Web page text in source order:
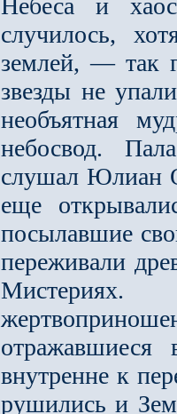
Небеса и
случилось,
землeй, — так
звeзды не
необъятная
небосвод.
слушал Юлиан
ещe
посылавшие
переживали
отражавшиеся
внутренне к
рушились и